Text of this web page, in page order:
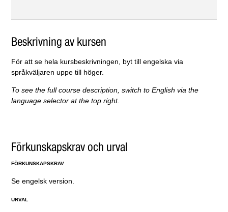
Beskrivning av kursen
För att se hela kursbeskrivningen, byt till engelska via
språkväljaren uppe till höger.
To see the full course description, switch to Englishvia the
language selector at the top right.
Förkunskapskrav och urval
FÖRKUNSKAPSKRAV
Se engelsk version.
URVAL